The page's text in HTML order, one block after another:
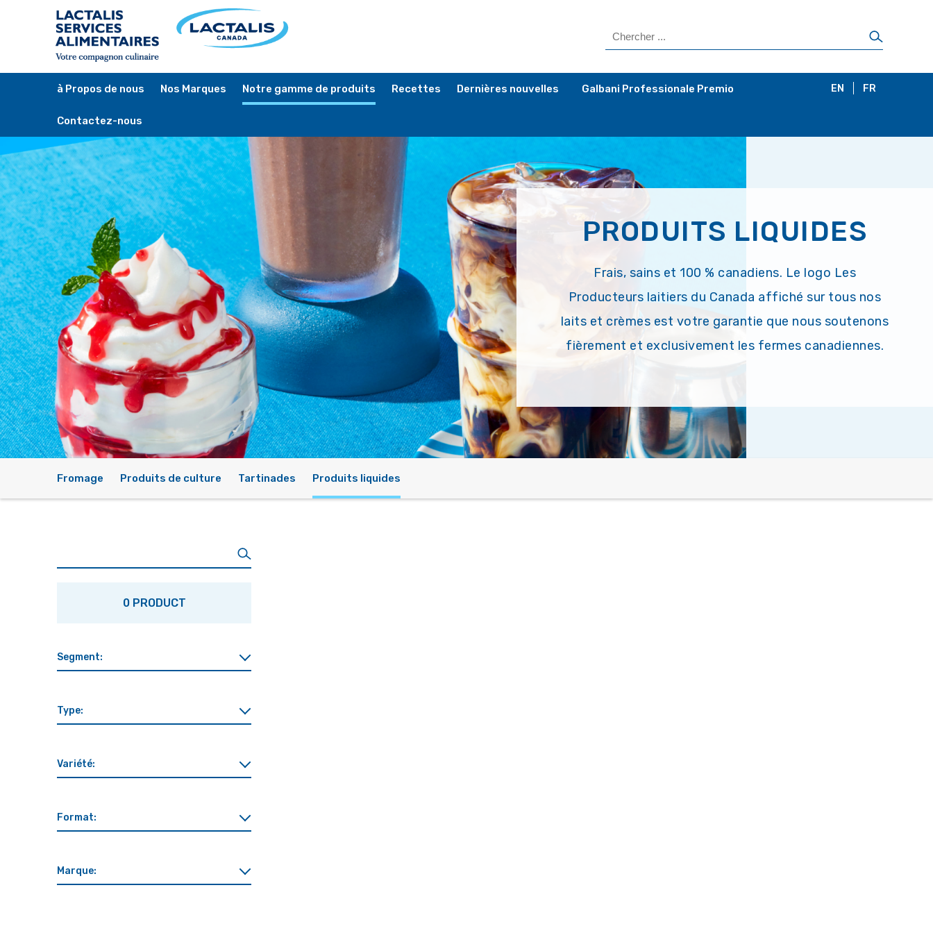
à Propos de nous Nos Marques Notre gamme de produits Recettes Dernières nouvelles Galbani Professionale Premio
Contactez-nous
EN FR
PRODUITS LIQUIDES
Frais, sains et 100 % canadiens. Le logo Les
Producteurs laitiers du Canada affiché sur tous nos
laits et crèmes est votre garantie que nous soutenons
fièrement et exclusivement les fermes canadiennes.
Fromage Produits de culture Tartinades Produits liquides
0 PRODUCT
Segment:
Type:
Variété:
Format:
Marque: